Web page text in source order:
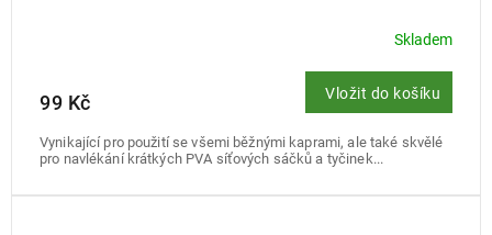
Skladem
99 Kč Vložit do košíku
Vynikající pro použití se všemi běžnými kaprami, ale také skvělé
pro navlékání krátkých PVA síťových sáčků a tyčinek...